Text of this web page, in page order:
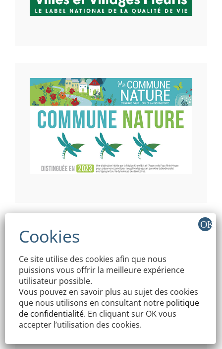
Ce site utilise des cookies afin que nous
puissions vous offrir la meilleure expérience
utilisateur possible.
Vous pouvez en savoir plus au sujet des cookies
que nous utilisons en consultant notre politique
de confidentialité. En cliquant sur OK vous
accepter l’utilisation des cookies.